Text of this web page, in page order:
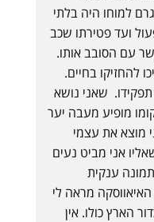
למוחו היה בלתי
ועד פטירתו שכב
עם הסובב אותו.
להחזיקו בחיים.
תפקידו. שאני נושא
מופיע מעבה יער
מוצא את עצמי
אני מביט נעים
ענקית
מראה לי
הארץ כולו. אין